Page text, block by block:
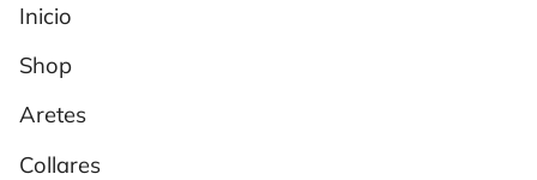
Inicio
Shop
Aretes
Collares